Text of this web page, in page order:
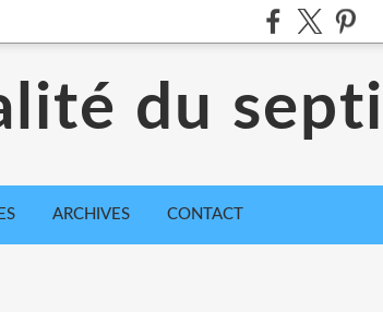
du
ARCHIVES CONTACT